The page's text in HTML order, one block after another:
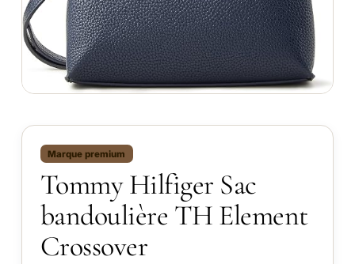
Marque premium
Tommy Hilfiger Sac
bandoulière TH Element
Crossover